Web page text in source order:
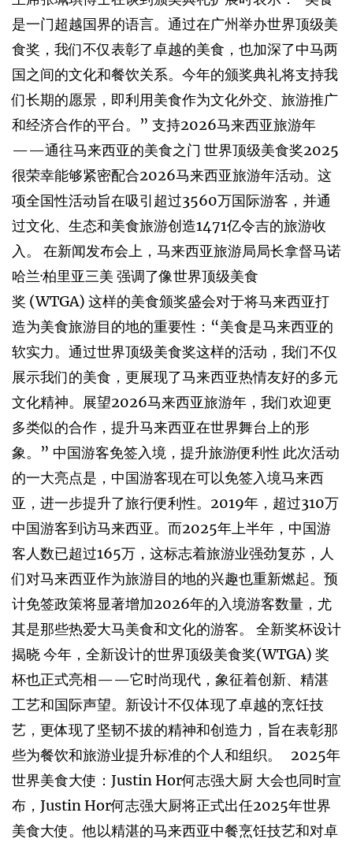
是一门超越国界的语言。通过在广州举办世界顶级美
食奖，我们不仅表彰了卓越的美食，也加深了中马两
国之间的文化和餐饮关系。今年的颁奖典礼将支持我
们长期的愿景，即利用美食作为文化外交、旅游推广
和经济合作的平台。” 支持2026马来西亚旅游年
——通往马来西亚的美食之门 世界顶级美食奖2025
很荣幸能够紧密配合2026马来西亚旅游年活动。这
项全国性活动旨在吸引超过3560万国际游客，并通
过文化、生态和美食旅游创造1471亿令吉的旅游收
入。 在新闻发布会上，马来西亚旅游局局长拿督马诺
哈兰·柏里亚三美 强调了像世界顶级美食
奖 (WTGA) 这样的美食颁奖盛会对于将马来西亚打
造为美食旅游目的地的重要性：“美食是马来西亚的
软实力。通过世界顶级美食奖这样的活动，我们不仅
展示我们的美食，更展现了马来西亚热情友好的多元
文化精神。展望2026马来西亚旅游年，我们欢迎更
多类似的合作，提升马来西亚在世界舞台上的形
象。” 中国游客免签入境，提升旅游便利性 此次活动
的一大亮点是，中国游客现在可以免签入境马来西
亚，进一步提升了旅行便利性。2019年，超过310万
中国游客到访马来西亚。而2025年上半年，中国游
客人数已超过165万，这标志着旅游业强劲复苏，人
们对马来西亚作为旅游目的地的兴趣也重新燃起。预
计免签政策将显著增加2026年的入境游客数量，尤
其是那些热爱大马美食和文化的游客。 全新奖杯设计
揭晓 今年，全新设计的世界顶级美食奖(WTGA) 奖
杯也正式亮相——它时尚现代，象征着创新、精湛
工艺和国际声望。新设计不仅体现了卓越的烹饪技
艺，更体现了坚韧不拔的精神和创造力，旨在表彰那
些为餐饮和旅游业提升标准的个人和组织。 2025年
世界美食大使：Justin Hor何志强大厨 大会也同时宣
布，Justin Hor何志强大厨将正式出任2025年世界
美食大使。他以精湛的马来西亚中餐烹饪技艺和对卓